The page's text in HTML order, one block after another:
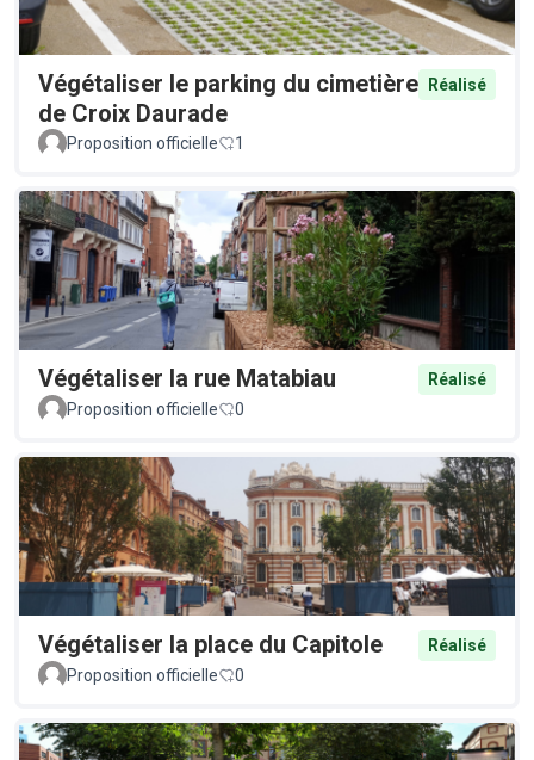
Végétaliser le parking du cimetière
de Croix Daurade
Réalisé
Proposition officielle 1
Végétaliser la rue Matabiau
Réalisé
Proposition officielle
0
Végétaliser la place du Capitole
Réalisé
Proposition officielle
0